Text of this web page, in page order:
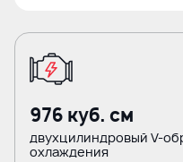
976 куб. см
двухцилиндровый V-
охлаждения